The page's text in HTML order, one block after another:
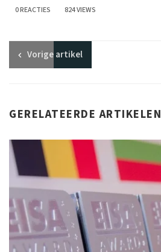
0 REACTIES 824 VIEWS
Vorigeartikel
GERELATEERDE ARTIKELEN